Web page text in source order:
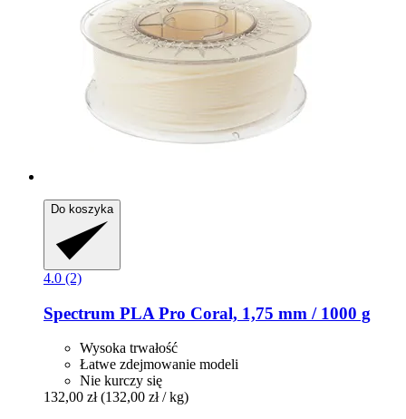
Do koszyka
4.0 (2)
Spectrum PLA Pro Coral, 1,75 mm / 1000 g
Wysoka trwałość
Łatwe zdejmowanie modeli
Nie kurczy się
132,00 zł (132,00 zł / kg)